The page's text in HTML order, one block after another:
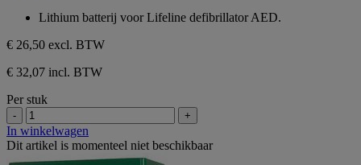
5
sterren.
Lithium batterij voor Lifeline defibrillator AED.
€ 26,50 excl. BTW
€ 32,07 incl. BTW
Per stuk
- +
In winkelwagen
Dit artikel is momenteel niet beschikbaar